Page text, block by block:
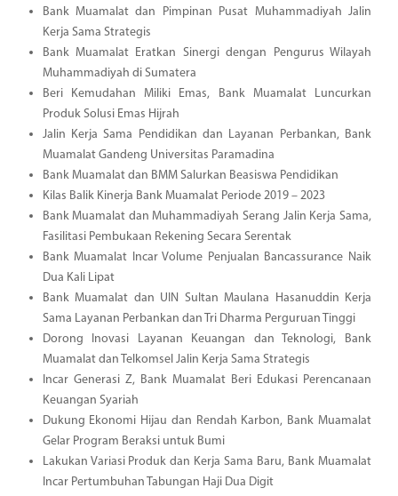
Bank Muamalat dan Pimpinan Pusat Muhammadiyah Jalin
Kerja Sama Strategis
Bank Muamalat Eratkan Sinergi dengan Pengurus Wilayah
Muhammadiyah di Sumatera
Beri Kemudahan Miliki Emas, Bank Muamalat Luncurkan
Produk Solusi Emas Hijrah
Jalin Kerja Sama Pendidikan dan Layanan Perbankan, Bank
Muamalat Gandeng Universitas Paramadina
Bank Muamalat dan BMM Salurkan Beasiswa Pendidikan
Kilas Balik Kinerja Bank Muamalat Periode 2019 – 2023
Bank Muamalat dan Muhammadiyah Serang Jalin Kerja Sama,
Fasilitasi Pembukaan Rekening Secara Serentak
Bank Muamalat Incar Volume Penjualan Bancassurance Naik
Dua Kali Lipat
Bank Muamalat dan UIN Sultan Maulana Hasanuddin Kerja
Sama Layanan Perbankan dan Tri Dharma Perguruan Tinggi
Dorong Inovasi Layanan Keuangan dan Teknologi, Bank
Muamalat dan Telkomsel Jalin Kerja Sama Strategis
Incar Generasi Z, Bank Muamalat Beri Edukasi Perencanaan
Keuangan Syariah
Dukung Ekonomi Hijau dan Rendah Karbon, Bank Muamalat
Gelar Program Beraksi untuk Bumi
Lakukan Variasi Produk dan Kerja Sama Baru, Bank Muamalat
Incar Pertumbuhan Tabungan Haji Dua Digit